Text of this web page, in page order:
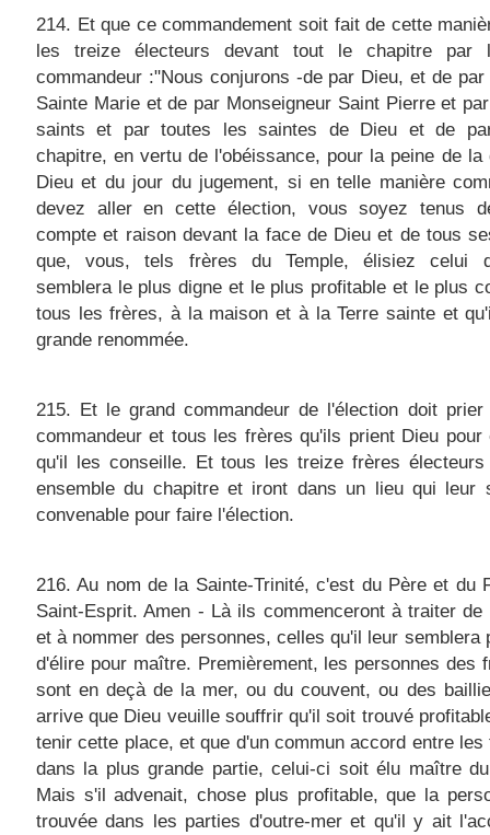
214. Et que ce commandement soit fait de cette
les treize électeurs devant tout le chapitre par
commandeur :"Nous conjurons -de par Dieu, et de par
Sainte Marie et de par Monseigneur Saint Pierre et
saints et par toutes les saintes de Dieu et de
chapitre, en vertu de l'obéissance, pour la peine de la
Dieu et du jour du jugement, si en telle manière
devez aller en cette élection, vous soyez tenus
compte et raison devant la face de Dieu et de tous
que, vous, tels frères du Temple, élisiez celui
semblera le plus digne et le plus profitable et le plus
tous les frères, à la maison et à la Terre sainte et
grande renommée.
215. Et le grand commandeur de l'élection doit prier
commandeur et tous les frères qu'ils prient Dieu pour
qu'il les conseille. Et tous les treize frères électeurs
ensemble du chapitre et iront dans un lieu qui leur
convenable pour faire l'élection.
216. Au nom de la Sainte-Trinité, c'est du Père et du
Saint-Esprit. Amen - Là ils commenceront à traiter de
et à nommer des personnes, celles qu'il leur semblera
d'élire pour maître. Premièrement, les personnes des
sont en deçà de la mer, ou du couvent, ou des
arrive que Dieu veuille souffrir qu'il soit trouvé
tenir cette place, et que d'un commun accord entre les
dans la plus grande partie, celui-ci soit élu maître
Mais s'il advenait, chose plus profitable, que la
trouvée dans les parties d'outre-mer et qu'il y ait